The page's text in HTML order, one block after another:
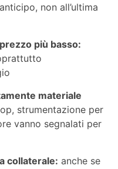
non all’ultima
più basso:
materiale
strumentazione per
vanno segnalati per
collaterale: anche se